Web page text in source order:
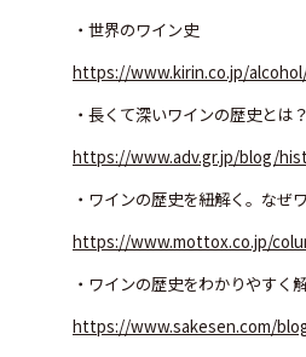
・世界のワイン史
https://www.kirin.co.jp/
・長くて深いワインの歴史とは？
https://www.adv.gr.jp/blog/
・ワインの歴史を紐解く。なぜ
https://www.mottox.co.jp/
・ワインの歴史をわかりやすく
https://www.sakesen.com/